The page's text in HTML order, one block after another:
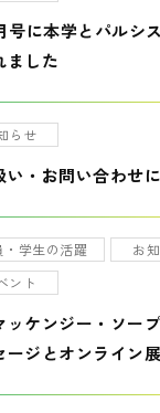
号に本学とパルシ
ました
らせ
・お問い合わせ
・学生の活躍
お
ント
ケンジー・ソー
ージとオンライン